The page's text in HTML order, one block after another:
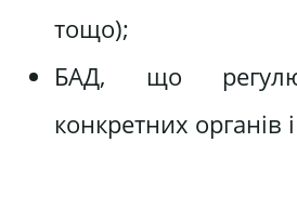
тощо);
БАД, що
конкретних органів